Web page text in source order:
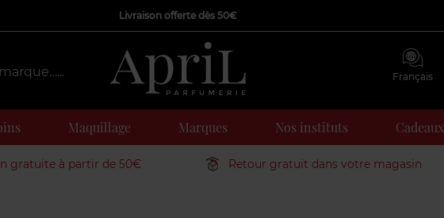
Livraison offerte dès 50€
Français
Maquillage Marques Nos instituts Cadeaux
gratuite à partir de 50€ Retour gratuit dans votre magasin